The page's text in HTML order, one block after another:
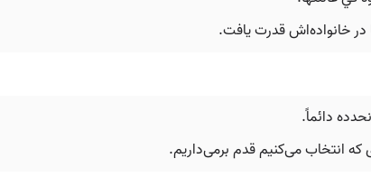
در خانواده‌اش قدرت یافت.
دائماً.
که انتخاب می‌کنیم قدم برمی‌داریم.